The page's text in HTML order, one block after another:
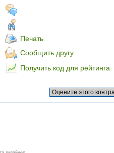
Печать
Сообщить другу
Получить код для рейтинга